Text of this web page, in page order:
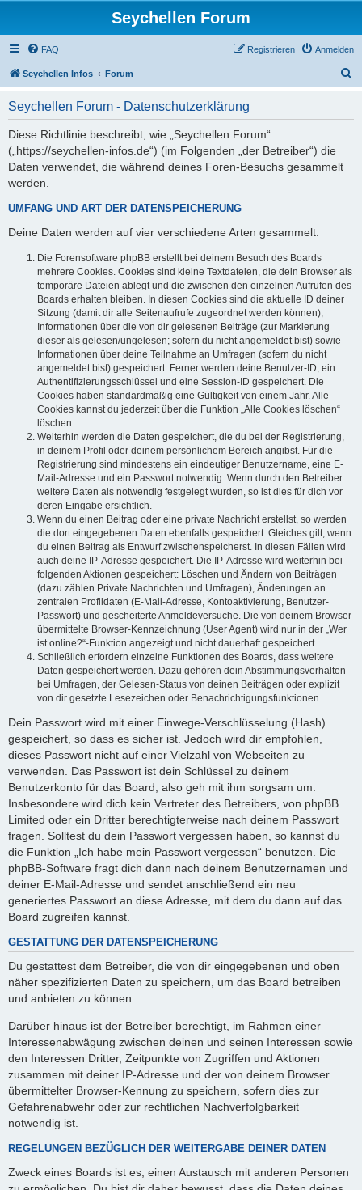
Seychellen Forum
FAQ Anmelden
Registrieren
Seychellen Infos Forum
Seychellen Forum - Datenschutzerklärung
Diese Richtlinie beschreibt, wie „Seychellen Forum“
(„https://seychellen-infos.de“) (im Folgenden „der Betreiber“) die
Daten verwendet, die während deines Foren-Besuchs gesammelt
werden.
UMFANG UND ART DER DATENSPEICHERUNG
Deine Daten werden auf vier verschiedene Arten gesammelt:
Die Forensoftware phpBB erstellt bei deinem Besuch des Boards
mehrere Cookies. Cookies sind kleine Textdateien, die dein Browser als
temporäre Dateien ablegt und die zwischen den einzelnen Aufrufen des
Boards erhalten bleiben. In diesen Cookies sind die aktuelle ID deiner
Sitzung (damit dir alle Seitenaufrufe zugeordnet werden können),
Informationen über die von dir gelesenen Beiträge (zur Markierung
dieser als gelesen/ungelesen; sofern du nicht angemeldet bist) sowie
Informationen über deine Teilnahme an Umfragen (sofern du nicht
angemeldet bist) gespeichert. Ferner werden deine Benutzer-ID, ein
Authentifizierungsschlüssel und eine Session-ID gespeichert. Die
Cookies haben standardmäßig eine Gültigkeit von einem Jahr. Alle
Cookies kannst du jederzeit über die Funktion „Alle Cookies löschen“
löschen.
Weiterhin werden die Daten gespeichert, die du bei der Registrierung,
in deinem Profil oder deinem persönlichem Bereich angibst. Für die
Registrierung sind mindestens ein eindeutiger Benutzername, eine E-
Mail-Adresse und ein Passwort notwendig. Wenn durch den Betreiber
weitere Daten als notwendig festgelegt wurden, so ist dies für dich vor
deren Eingabe ersichtlich.
Wenn du einen Beitrag oder eine private Nachricht erstellst, so werden
die dort eingegebenen Daten ebenfalls gespeichert. Gleiches gilt, wenn
du einen Beitrag als Entwurf zwischenspeicherst. In diesen Fällen wird
auch deine IP-Adresse gespeichert. Die IP-Adresse wird weiterhin bei
folgenden Aktionen gespeichert: Löschen und Ändern von Beiträgen
(dazu zählen Private Nachrichten und Umfragen), Änderungen an
zentralen Profildaten (E-Mail-Adresse, Kontoaktivierung, Benutzer-
Passwort) und gescheiterte Anmeldeversuche. Die von deinem Browser
übermittelte Browser-Kennzeichnung (User Agent) wird nur in der „Wer
ist online?“-Funktion angezeigt und nicht dauerhaft gespeichert.
Schließlich erfordern einzelne Funktionen des Boards, dass weitere
Daten gespeichert werden. Dazu gehören dein Abstimmungsverhalten
bei Umfragen, der Gelesen-Status von deinen Beiträgen oder explizit
von dir gesetzte Lesezeichen oder Benachrichtigungsfunktionen.
Dein Passwort wird mit einer Einwege-Verschlüsselung (Hash)
gespeichert, so dass es sicher ist. Jedoch wird dir empfohlen,
dieses Passwort nicht auf einer Vielzahl von Webseiten zu
verwenden. Das Passwort ist dein Schlüssel zu deinem
Benutzerkonto für das Board, also geh mit ihm sorgsam um.
Insbesondere wird dich kein Vertreter des Betreibers, von phpBB
Limited oder ein Dritter berechtigterweise nach deinem Passwort
fragen. Solltest du dein Passwort vergessen haben, so kannst du
die Funktion „Ich habe mein Passwort vergessen“ benutzen. Die
phpBB-Software fragt dich dann nach deinem Benutzernamen und
deiner E-Mail-Adresse und sendet anschließend ein neu
generiertes Passwort an diese Adresse, mit dem du dann auf das
Board zugreifen kannst.
GESTATTUNG DER DATENSPEICHERUNG
Du gestattest dem Betreiber, die von dir eingegebenen und oben
näher spezifizierten Daten zu speichern, um das Board betreiben
und anbieten zu können.
Darüber hinaus ist der Betreiber berechtigt, im Rahmen einer
Interessenabwägung zwischen deinen und seinen Interessen sowie
den Interessen Dritter, Zeitpunkte von Zugriffen und Aktionen
zusammen mit deiner IP-Adresse und der von deinem Browser
übermittelter Browser-Kennung zu speichern, sofern dies zur
Gefahrenabwehr oder zur rechtlichen Nachverfolgbarkeit
notwendig ist.
REGELUNGEN BEZÜGLICH DER WEITERGABE DEINER DATEN
Zweck eines Boards ist es, einen Austausch mit anderen Personen